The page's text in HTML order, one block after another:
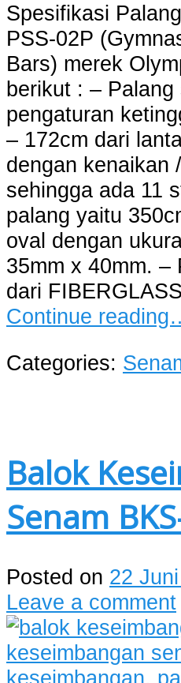
Spesifikasi
PSS-02P
Bars) merek
berikut : –
pengaturan
– 172cm dari
dengan kenaikan
sehingga ada 11
palang yaitu
oval dengan
35mm x 40mm. –
dari
Continue
Categories:
Balok
Senam
Posted on 22
Leave a comment